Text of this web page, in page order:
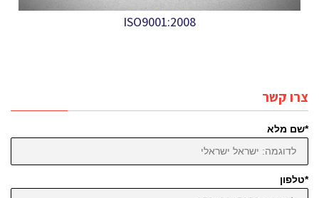
ISO9001:2008
צרו קשר
*שם מלא
*טלפון